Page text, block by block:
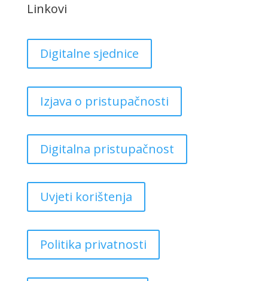
Linkovi
Digitalne sjednice
Izjava o pristupačnosti
Digitalna pristupačnost
Uvjeti korištenja
Politika privatnosti